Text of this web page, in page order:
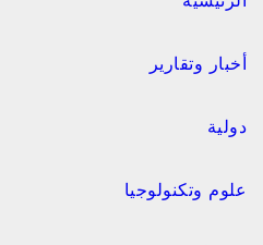
أخبار وتقارير
دولية
علوم وتكنولوجيا